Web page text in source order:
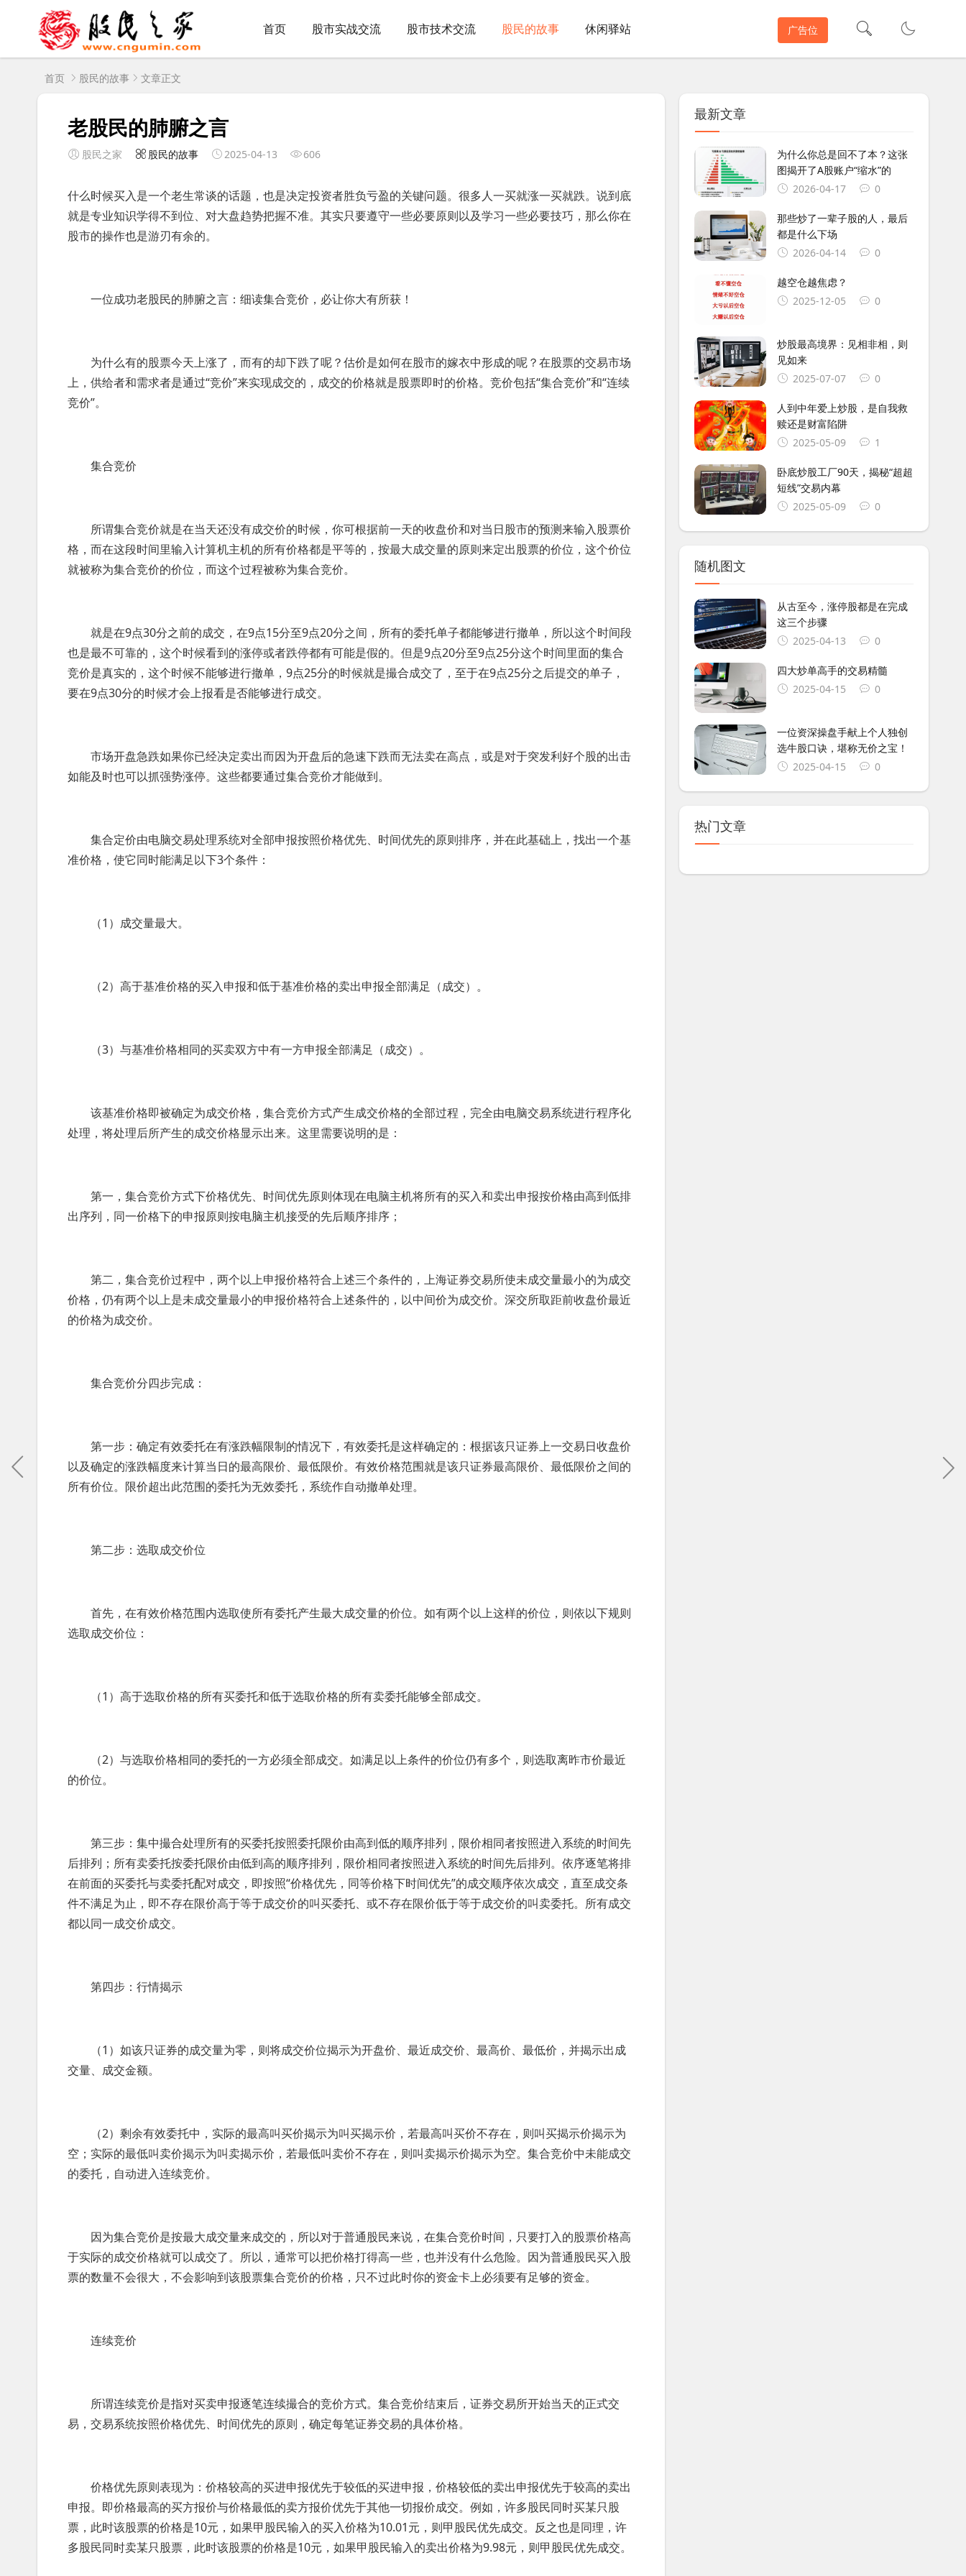
首页 股市实战交流 股市技术交流 股民的故事 休闲驿站 广告位
首页 股民的故事 文章正文
老股民的肺腑之言
股民之家 股民的故事 2025-04-13 606
什么时候买入是一个老生常谈的话题，也是决定投资者胜负亏盈的关键问题。很多人一买就涨一买就跌。说到底
就是专业知识学得不到位、对大盘趋势把握不准。其实只要遵守一些必要原则以及学习一些必要技巧，那么你在
股市的操作也是游刃有余的。
一位成功老股民的肺腑之言：细读集合竞价，必让你大有所获！
为什么有的股票今天上涨了，而有的却下跌了呢？估价是如何在股市的嫁衣中形成的呢？在股票的交易市场
上，供给者和需求者是通过“竞价”来实现成交的，成交的价格就是股票即时的价格。竞价包括“集合竞价”和“连续
竞价”。
集合竞价
所谓集合竞价就是在当天还没有成交价的时候，你可根据前一天的收盘价和对当日股市的预测来输入股票价
格，而在这段时间里输入计算机主机的所有价格都是平等的，按最大成交量的原则来定出股票的价位，这个价位
就被称为集合竞价的价位，而这个过程被称为集合竞价。
就是在9点30分之前的成交，在9点15分至9点20分之间，所有的委托单子都能够进行撤单，所以这个时间段
也是最不可靠的，这个时候看到的涨停或者跌停都有可能是假的。但是9点20分至9点25分这个时间里面的集合
竞价是真实的，这个时候不能够进行撤单，9点25分的时候就是撮合成交了，至于在9点25分之后提交的单子，
要在9点30分的时候才会上报看是否能够进行成交。
市场开盘急跌如果你已经决定卖出而因为开盘后的急速下跌而无法卖在高点，或是对于突发利好个股的出击
如能及时也可以抓强势涨停。这些都要通过集合竞价才能做到。
集合定价由电脑交易处理系统对全部申报按照价格优先、时间优先的原则排序，并在此基础上，找出一个基
准价格，使它同时能满足以下3个条件：
（1）成交量最大。
（2）高于基准价格的买入申报和低于基准价格的卖出申报全部满足（成交）。
（3）与基准价格相同的买卖双方中有一方申报全部满足（成交）。
该基准价格即被确定为成交价格，集合竞价方式产生成交价格的全部过程，完全由电脑交易系统进行程序化
处理，将处理后所产生的成交价格显示出来。这里需要说明的是：
第一，集合竞价方式下价格优先、时间优先原则体现在电脑主机将所有的买入和卖出申报按价格由高到低排
出序列，同一价格下的申报原则按电脑主机接受的先后顺序排序；
第二，集合竞价过程中，两个以上申报价格符合上述三个条件的，上海证券交易所使未成交量最小的为成交
价格，仍有两个以上是未成交量最小的申报价格符合上述条件的，以中间价为成交价。深交所取距前收盘价最近
的价格为成交价。
集合竞价分四步完成：
第一步：确定有效委托在有涨跌幅限制的情况下，有效委托是这样确定的：根据该只证券上一交易日收盘价
以及确定的涨跌幅度来计算当日的最高限价、最低限价。有效价格范围就是该只证券最高限价、最低限价之间的
所有价位。限价超出此范围的委托为无效委托，系统作自动撤单处理。
第二步：选取成交价位
首先，在有效价格范围内选取使所有委托产生最大成交量的价位。如有两个以上这样的价位，则依以下规则
选取成交价位：
（1）高于选取价格的所有买委托和低于选取价格的所有卖委托能够全部成交。
（2）与选取价格相同的委托的一方必须全部成交。如满足以上条件的价位仍有多个，则选取离昨市价最近
的价位。
第三步：集中撮合处理所有的买委托按照委托限价由高到低的顺序排列，限价相同者按照进入系统的时间先
后排列；所有卖委托按委托限价由低到高的顺序排列，限价相同者按照进入系统的时间先后排列。依序逐笔将排
在前面的买委托与卖委托配对成交，即按照“价格优先，同等价格下时间优先”的成交顺序依次成交，直至成交条
件不满足为止，即不存在限价高于等于成交价的叫买委托、或不存在限价低于等于成交价的叫卖委托。所有成交
都以同一成交价成交。
第四步：行情揭示
（1）如该只证券的成交量为零，则将成交价位揭示为开盘价、最近成交价、最高价、最低价，并揭示出成
交量、成交金额。
（2）剩余有效委托中，实际的最高叫买价揭示为叫买揭示价，若最高叫买价不存在，则叫买揭示价揭示为
空；实际的最低叫卖价揭示为叫卖揭示价，若最低叫卖价不存在，则叫卖揭示价揭示为空。集合竞价中未能成交
的委托，自动进入连续竞价。
因为集合竞价是按最大成交量来成交的，所以对于普通股民来说，在集合竞价时间，只要打入的股票价格高
于实际的成交价格就可以成交了。所以，通常可以把价格打得高一些，也并没有什么危险。因为普通股民买入股
票的数量不会很大，不会影响到该股票集合竞价的价格，只不过此时你的资金卡上必须要有足够的资金。
连续竞价
所谓连续竞价是指对买卖申报逐笔连续撮合的竞价方式。集合竞价结束后，证券交易所开始当天的正式交
易，交易系统按照价格优先、时间优先的原则，确定每笔证券交易的具体价格。
价格优先原则表现为：价格较高的买进申报优先于较低的买进申报，价格较低的卖出申报优先于较高的卖出
申报。即价格最高的买方报价与价格最低的卖方报价优先于其他一切报价成交。例如，许多股民同时买某只股
票，此时该股票的价格是10元，如果甲股民输入的买入价格为10.01元，则甲股民优先成交。反之也是同理，许
多股民同时卖某只股票，此时该股票的价格是10元，如果甲股民输入的卖出价格为9.98元，则甲股民优先成交。
最新文章
为什么你总是回不了本？这张
图揭开了A股账户“缩水”的
2026-04-17
0
那些炒了一辈子股的人，最后
都是什么下场
2026-04-14
0
越空仓越焦虑？
2025-12-05
0
炒股最高境界：见相非相，则
见如来
2025-07-07
0
人到中年爱上炒股，是自我救
赎还是财富陷阱
2025-05-09
1
卧底炒股工厂90天，揭秘“超超
短线”交易内幕
2025-05-09
0
随机图文
从古至今，涨停股都是在完成
这三个步骤
2025-04-13
0
四大炒单高手的交易精髓
2025-04-15
0
一位资深操盘手献上个人独创
选牛股口诀，堪称无价之宝！
2025-04-15
0
热门文章